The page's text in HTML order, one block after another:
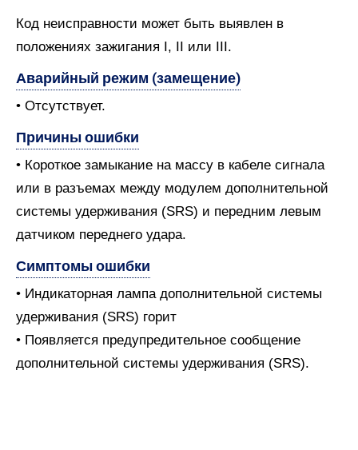
Код неисправности может быть выявлен в
положениях зажигания I, II или III.
Аварийный режим (замещение)
• Отсутствует.
Причины ошибки
• Короткое замыкание на массу в кабеле сигнала
или в разъемах между модулем дополнительной
системы удерживания (SRS) и передним левым
датчиком переднего удара.
Симптомы ошибки
• Индикаторная лампа дополнительной системы
удерживания (SRS) горит
• Появляется предупредительное сообщение
дополнительной системы удерживания (SRS).